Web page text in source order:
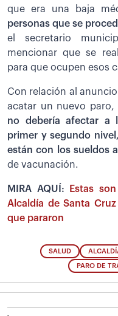
que era una baja
personas que se
el secretario
mencionar que se
para que ocupen esos
Con relación al
acatar un nuevo paro,
no debería afectar a
primer y segundo
están con los sueldos
de vacunación.
MIRA AQUÍ:
Estas
Alcaldía de Santa
que pararon
SALUD
PARO DE